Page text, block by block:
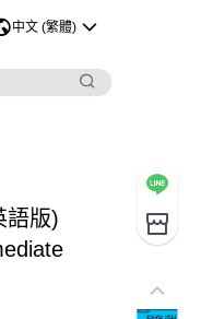
中文 (繁體)
語版)